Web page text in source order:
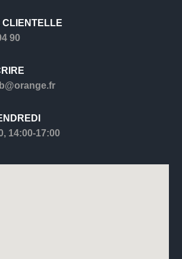
CLIENTELLE
90
14:00-17:00